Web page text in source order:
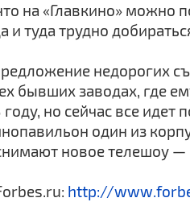
на «Главкино» можно
и туда трудно
недорогих
бывших заводах, где
но сейчас все
один из
новое телешоу
http://